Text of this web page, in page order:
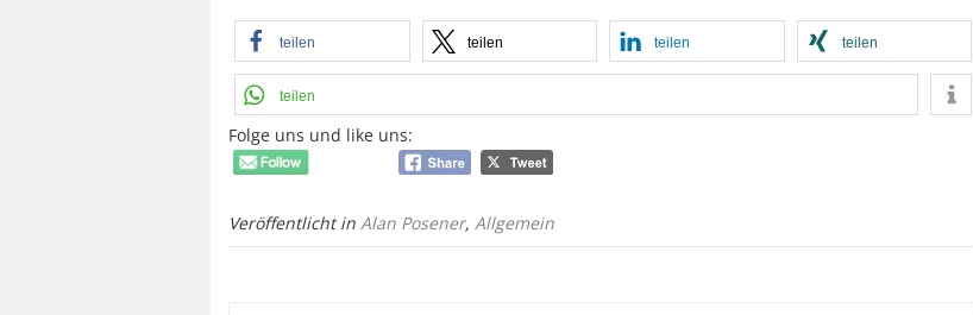
teilen teilen teilen teilen
teilen
Folge uns und like uns:
Veröffentlicht in Alan Posener, Allgemein